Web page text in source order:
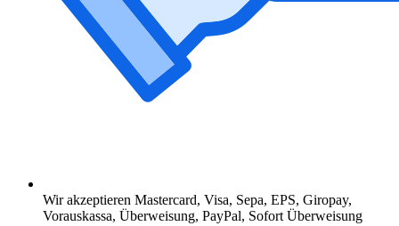
Wir akzeptieren Mastercard, Visa, Sepa, EPS, Giropay,
Vorauskassa, Überweisung, PayPal, Sofort Überweisung